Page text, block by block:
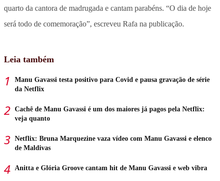
quarto da cantora de madrugada e cantam parabéns. “O dia de hoje
será todo de comemoração”, escreveu Rafa na publicação.
Leia também
Manu Gavassi testa positivo para Covid e pausa gravação de série
da Netflix
Cachê de Manu Gavassi é um dos maiores já pagos pela Netflix:
veja quanto
Netflix: Bruna Marquezine vaza vídeo com Manu Gavassi e elenco
de Maldivas
Anitta e Glória Groove cantam hit de Manu Gavassi e web vibra